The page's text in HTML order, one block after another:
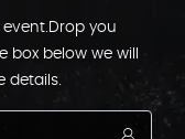
you
below we will
details.